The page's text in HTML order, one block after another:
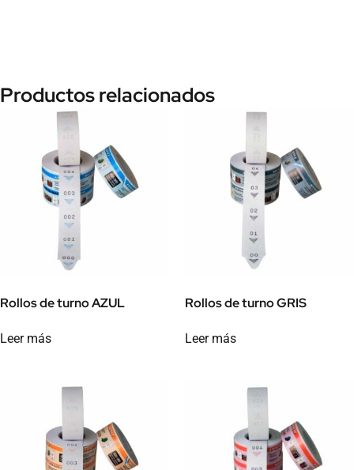
Productos relacionados
Rollos de turno AZUL
Leer más
Rollos de turno GRIS
Leer más